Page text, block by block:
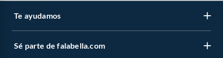
Te ayudamos
Sé parte de falabella.com